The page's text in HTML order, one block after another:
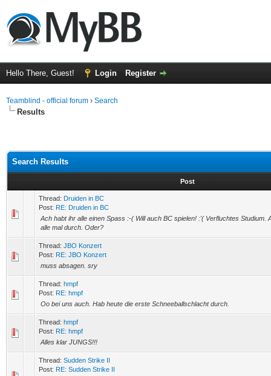
Hello There, Guest! Login Register
Teamblind - official forum › Search
Results
Search Results
Post
Thread: Druiden in BC
Post: RE: Druiden in BC
Ach habt ihr alle einen Spass :-( Will auch BC spielen! :'( Verfluchtes Studium.
alle mal durch. Oder?
Thread: JBO Konzert
Post: RE: JBO Konzert
muss absagen. sry
Thread: hmpf
Post: RE: hmpf
Oo bei uns auch. Hab heute die erste Schneeballschlacht durch.
Thread: hmpf
Post: RE: hmpf
Alles klar JUNGS!!!
Thread: Sudden Strike II
Post: RE: Sudden Strike II